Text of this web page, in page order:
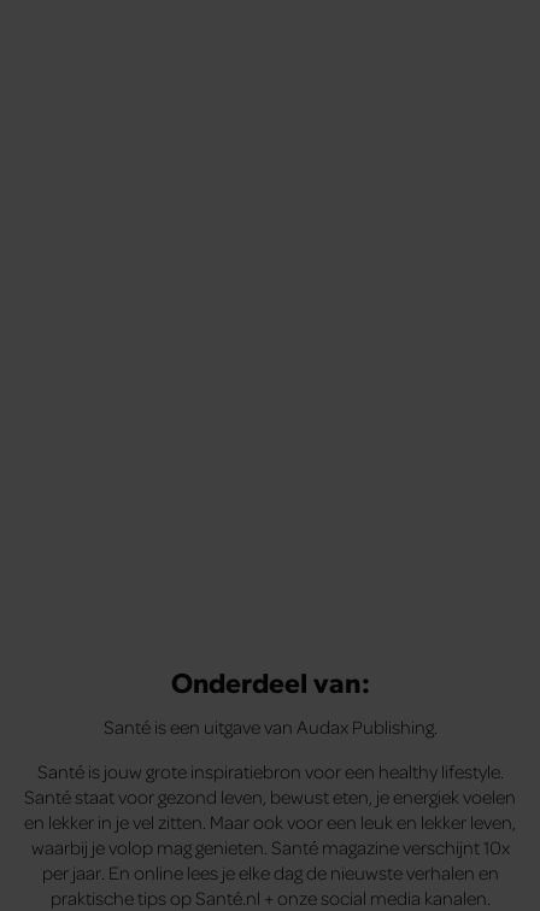
Onderdeel van:
Santé is een uitgave van Audax Publishing.
Santé is jouw grote inspiratiebron voor een healthy lifestyle.
Santé staat voor gezond leven, bewust eten, je energiek voelen
en lekker in je vel zitten. Maar ook voor een leuk en lekker leven,
waarbij je volop mag genieten. Santé magazine verschijnt 10x
per jaar. En online lees je elke dag de nieuwste verhalen en
praktische tips op Santé.nl + onze social media kanalen.